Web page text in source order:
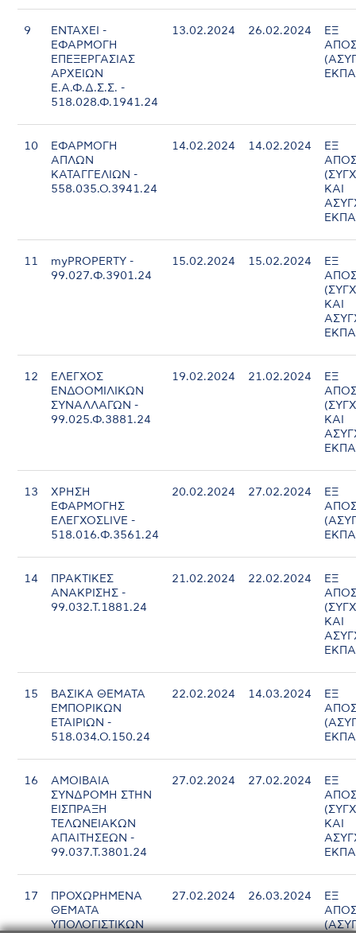
9
ΕΝΤΑΧΕΙ -
ΕΦΑΡΜΟΓΗ
ΕΠΕΞΕΡΓΑΣΙΑΣ
ΑΡΧΕΙΩΝ
Ε.Α.Φ.Δ.Σ.Σ. -
518.028.Φ.1941.24
13.02.2024 26.02.2024
ΕΞ
10
ΕΦΑΡΜΟΓΗ
ΑΠΛΩΝ
ΚΑΤΑΓΓΕΛΙΩΝ -
558.035.Ο.3941.24
14.02.2024 14.02.2024
ΕΞ
ΚΑΙ
11
myPROPERTY -
99.027.Φ.3901.24
15.02.2024 15.02.2024
ΕΞ
ΚΑΙ
12
ΕΛΕΓΧΟΣ
ΕΝΔΟΟΜΙΛΙΚΩΝ
ΣΥΝΑΛΛΑΓΩΝ -
99.025.Φ.3881.24
19.02.2024 21.02.2024
ΕΞ
ΚΑΙ
13
ΧΡΗΣΗ
ΕΦΑΡΜΟΓΗΣ
ΕΛΕΓΧΟΣLIVE -
518.016.Φ.3561.24
20.02.2024 27.02.2024
ΕΞ
14
ΠΡΑΚΤΙΚΕΣ
ΑΝΑΚΡΙΣΗΣ -
99.032.Τ.1881.24
21.02.2024 22.02.2024
ΕΞ
ΚΑΙ
15
ΒΑΣΙΚΑ ΘΕΜΑΤΑ
ΕΜΠΟΡΙΚΩΝ
ΕΤΑΙΡΙΩΝ -
518.034.Ο.150.24
22.02.2024 14.03.2024
ΕΞ
16
ΑΜΟΙΒΑΙΑ
ΣΥΝΔΡΟΜΗ ΣΤΗΝ
ΕΙΣΠΡΑΞΗ
ΤΕΛΩΝΕΙΑΚΩΝ
ΑΠΑΙΤΗΣΕΩΝ -
99.037.Τ.3801.24
27.02.2024 27.02.2024
ΕΞ
ΚΑΙ
17
ΠΡΟΧΩΡΗΜΕΝΑ
ΘΕΜΑΤΑ
ΥΠΟΛΟΓΙΣΤΙΚΩΝ
27.02.2024 26.03.2024
ΕΞ